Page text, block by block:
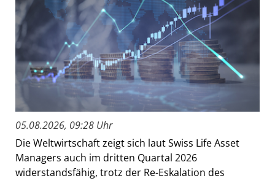
05.08.2026, 09:28 Uhr
Die Weltwirtschaft zeigt sich laut Swiss Life Asset
Managers auch im dritten Quartal 2026
widerstandsfähig, trotz der Re-Eskalation des